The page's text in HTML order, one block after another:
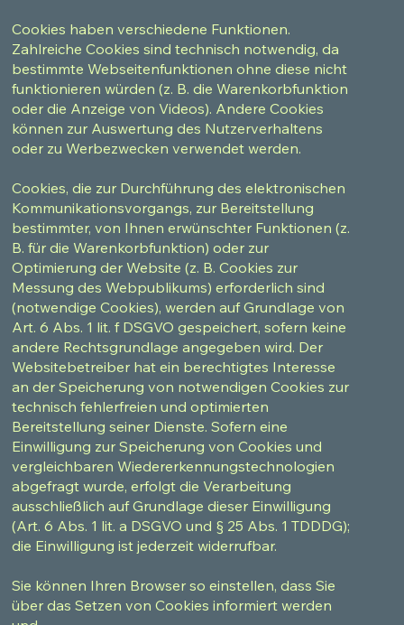
Cookies haben verschiedene Funktionen.
Zahlreiche Cookies sind technisch notwendig, da
bestimmte Webseitenfunktionen ohne diese nicht
funktionieren würden (z. B. die Warenkorbfunktion
oder die Anzeige von Videos). Andere Cookies
können zur Auswertung des Nutzerverhaltens
oder zu Werbezwecken verwendet werden.
Cookies, die zur Durchführung des elektronischen
Kommunikationsvorgangs, zur Bereitstellung
bestimmter, von Ihnen erwünschter Funktionen (z.
B. für die Warenkorbfunktion) oder zur
Optimierung der Website (z. B. Cookies zur
Messung des Webpublikums) erforderlich sind
(notwendige Cookies), werden auf Grundlage von
Art. 6 Abs. 1 lit. f DSGVO gespeichert, sofern keine
andere Rechtsgrundlage angegeben wird. Der
Websitebetreiber hat ein berechtigtes Interesse
an der Speicherung von notwendigen Cookies zur
technisch fehlerfreien und optimierten
Bereitstellung seiner Dienste. Sofern eine
Einwilligung zur Speicherung von Cookies und
vergleichbaren Wiedererkennungstechnologien
abgefragt wurde, erfolgt die Verarbeitung
ausschließlich auf Grundlage dieser Einwilligung
(Art. 6 Abs. 1 lit. a DSGVO und § 25 Abs. 1 TDDDG);
die Einwilligung ist jederzeit widerrufbar.
Sie können Ihren Browser so einstellen, dass Sie
über das Setzen von Cookies informiert werden